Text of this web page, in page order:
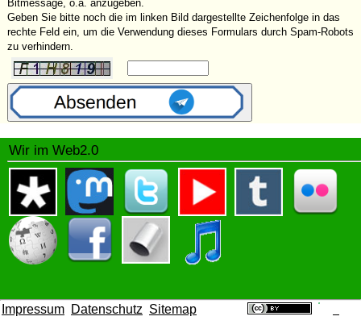
Bitmessage, o.ä. anzugeben.
Geben Sie bitte noch die im linken Bild dargestellte Zeichenfolge in das
rechte Feld ein, um die Verwendung dieses Formulars durch Spam-Robots
zu verhindern.
Wir im Web2.0
Impressum Datenschutz Sitemap